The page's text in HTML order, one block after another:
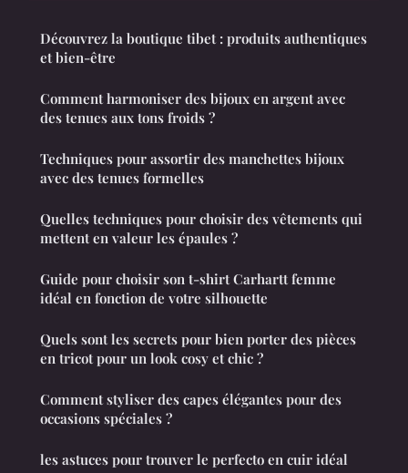
Découvrez la boutique tibet : produits authentiques
et bien-être
Comment harmoniser des bijoux en argent avec
des tenues aux tons froids ?
Techniques pour assortir des manchettes bijoux
avec des tenues formelles
Quelles techniques pour choisir des vêtements qui
mettent en valeur les épaules ?
Guide pour choisir son t-shirt Carhartt femme
idéal en fonction de votre silhouette
Quels sont les secrets pour bien porter des pièces
en tricot pour un look cosy et chic ?
Comment styliser des capes élégantes pour des
occasions spéciales ?
les astuces pour trouver le perfecto en cuir idéal